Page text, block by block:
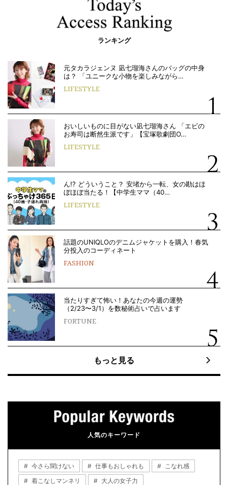
ランキング
元タカラジェンヌ 凪七瑠海さんのバッグの中身
は？ 「ユニークな小物を楽しみながら…
LIFESTYLE
おいしいものに目がない凪七瑠海さん 「エビの
お寿司は断然生派です」【宝塚歌劇団O…
LIFESTYLE
ん!? どういうこと？ 安堵から一転、女の勘はほ
ぼほぼ当たる！【中学生ママ（40…
LIFESTYLE
話題のUNIQLOのデニムジャケットを購入！春気
分投入のコーディネート
FASHION
当たりすぎて怖い！あなたの今週の運勢
（2/23〜3/1）を数秘術占いで占います
FORTUNE
もっと見る
人気のキーワード
今さら聞けない 仕事もおしゃれも
こなれ感
着こなしマンネリ
大人の女子力